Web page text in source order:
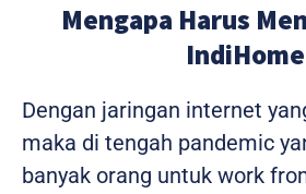
Mengapa Harus
IndiHome
Dengan jaringan internet
maka di tengah pandemic
banyak orang untuk work